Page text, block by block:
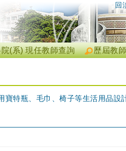
回
歷屆教
(系) 現任教師查詢
寶特瓶、毛巾、椅子等生活用品設